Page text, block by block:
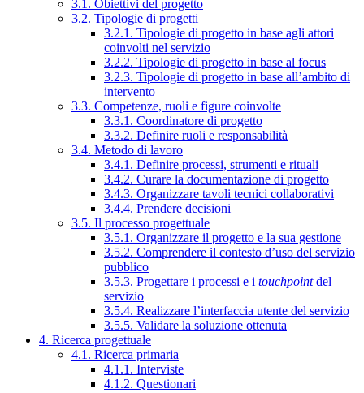
3.1. Obiettivi del progetto
3.2. Tipologie di progetti
3.2.1. Tipologie di progetto in base agli attori
coinvolti nel servizio
3.2.2. Tipologie di progetto in base al focus
3.2.3. Tipologie di progetto in base all’ambito di
intervento
3.3. Competenze, ruoli e figure coinvolte
3.3.1. Coordinatore di progetto
3.3.2. Definire ruoli e responsabilità
3.4. Metodo di lavoro
3.4.1. Definire processi, strumenti e rituali
3.4.2. Curare la documentazione di progetto
3.4.3. Organizzare tavoli tecnici collaborativi
3.4.4. Prendere decisioni
3.5. Il processo progettuale
3.5.1. Organizzare il progetto e la sua gestione
3.5.2. Comprendere il contesto d’uso del servizio
pubblico
3.5.3. Progettare i processi e i touchpointdel
servizio
3.5.4. Realizzare l’interfaccia utente del servizio
3.5.5. Validare la soluzione ottenuta
4. Ricerca progettuale
4.1. Ricerca primaria
4.1.1. Interviste
4.1.2. Questionari